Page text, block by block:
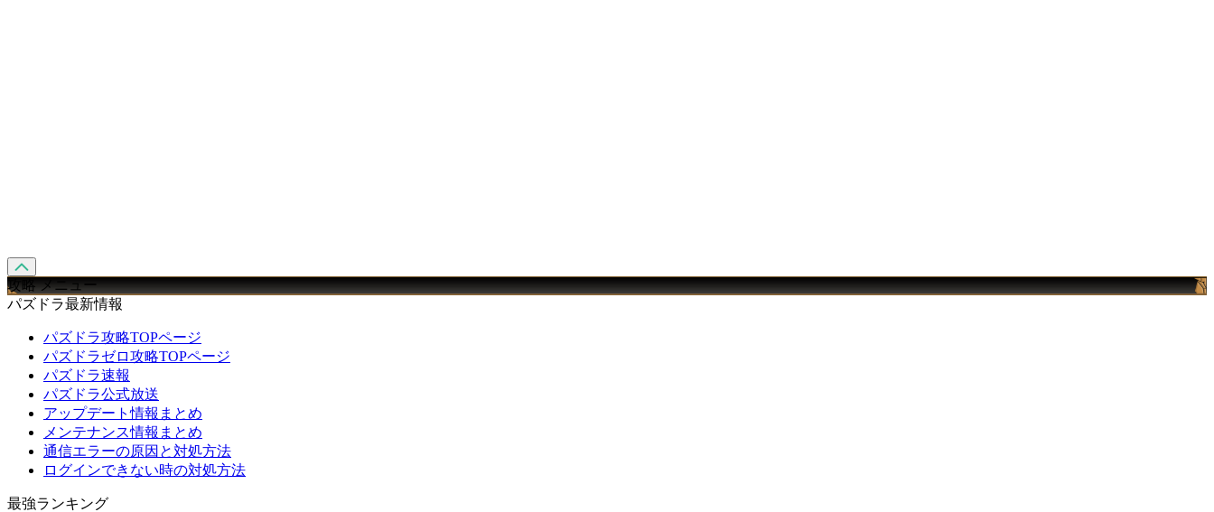
攻略 メニュー
パズドラ最新情報
パズドラ攻略TOPページ
パズドラゼロ攻略TOPページ
パズドラ速報
パズドラ公式放送
アップデート情報まとめ
メンテナンス情報まとめ
通信エラーの原因と対処方法
ログインできない時の対処方法
最強ランキング